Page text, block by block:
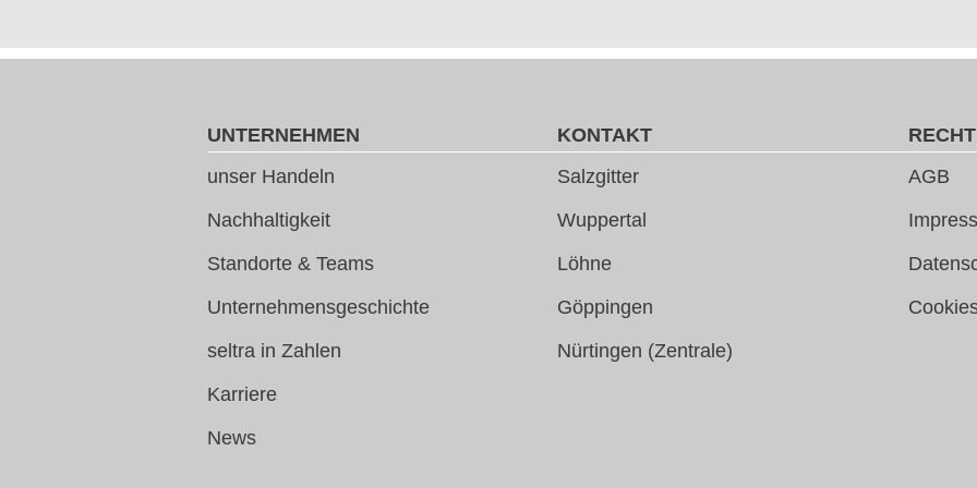
UNTERNEHMEN
unser Handeln
Nachhaltigkeit
Standorte & Teams
Unternehmensgeschichte
seltra in Zahlen
Karriere
News
KONTAKT
Salzgitter
Wuppertal
Löhne
Göppingen
Nürtingen (Zentrale)
AGB